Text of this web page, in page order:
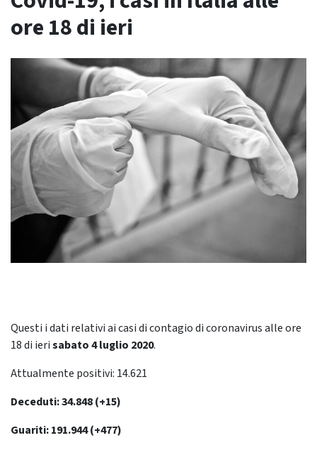
ore 18 di ieri
Questi i dati relativi ai casi di contagio di coronavirus alle ore
18 di ierisabato 4 luglio 2020.
Attualmente positivi: 14.621
Deceduti: 34.848 (+15)
Guariti: 191.944 (+477)